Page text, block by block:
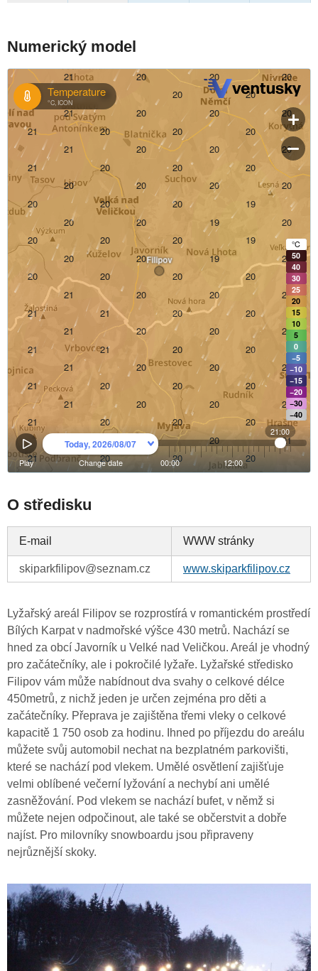
Numerický model
O středisku
E-mail WWW stránky
skiparkfilipov@seznam.cz www.skiparkfilipov.cz
Lyžařský areál Filipov se rozprostírá v romantickém prostředí
Bílých Karpat v nadmořské výšce 430 metrů. Nachází se
hned za obcí Javorník u Velké nad Veličkou. Areál je vhodný
pro začátečníky, ale i pokročilé lyžaře. Lyžařské středisko
Filipov vám může nabídnout dva svahy o celkové délce
450metrů, z nichž jeden je určen zejména pro děti a
začátečníky. Přeprava je zajištěna třemi vleky o celkové
kapacitě 1 750 osob za hodinu. Ihned po příjezdu do areálu
můžete svůj automobil nechat na bezplatném parkovišti,
které se nachází pod vlekem. Umělé osvětlení zajišťuje
velmi oblíbené večerní lyžování a nechybí ani umělé
zasněžování. Pod vlekem se nachází bufet, v němž si
můžete nejen odpočinout, ale také se občerstvit a dobře
najíst. Pro milovníky snowboardu jsou připraveny
nejrůznější skoky.